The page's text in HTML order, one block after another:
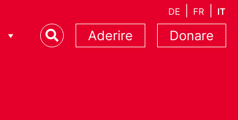
DE FR IT
Aderire Donare